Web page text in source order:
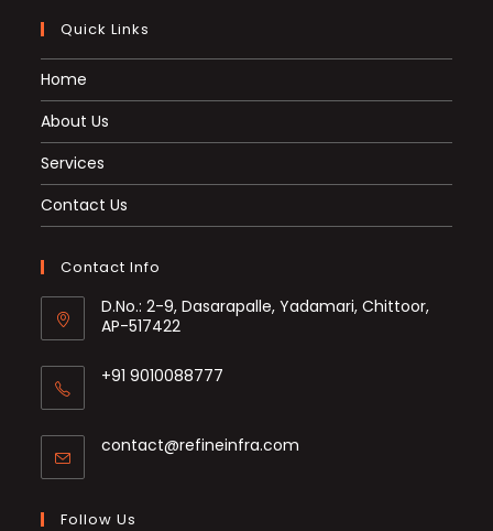
Quick Links
Home
About Us
Services
Contact Us
Contact Info
D.No.: 2-9, Dasarapalle, Yadamari, Chittoor,
AP-517422
+91 9010088777
your
contact@refineinfra.com
Follow Us